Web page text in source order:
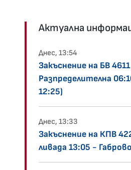
Актуална
Днес, 13:54
Закъснение на БВ
Разпределителна
12:25)
Днес, 13:33
Закъснение на КПВ
ливада 13:05 -